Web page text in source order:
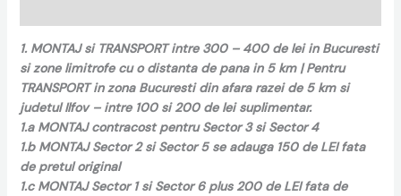
1. MONTAJ si TRANSPORT intre 300 – 400 de lei in Bucuresti
si zone limitrofe cu o distanta de pana in 5 km | Pentru
TRANSPORT in zona Bucuresti din afara razei de 5 km si
judetul Ilfov – intre 100 si 200 de lei suplimentar.
1.a MONTAJ contracost pentru Sector 3 si Sector 4
1.b MONTAJ Sector 2 si Sector 5 se adauga 150 de LEI fata
de pretul original
1.c MONTAJ Sector 1 si Sector 6 plus 200 de LEI fata de